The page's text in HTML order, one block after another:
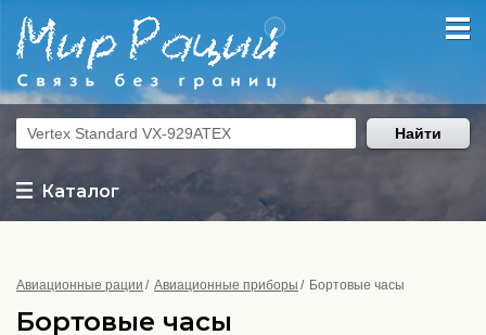
Каталог
Найти
Авиационные рации Авиационные приборы Бортовые часы
Бортовые часы